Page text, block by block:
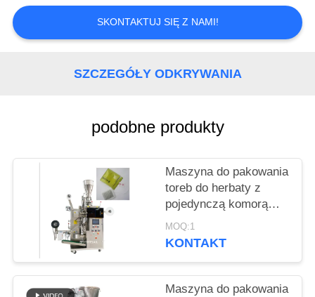
NAMI
AKTUALNOŚCI
SITEMAP
PRIVACY
POLICY
SKONTAKTUJ SIĘ Z NAMI!
SZCZEGÓŁY ODKRYWANIA
podobne produkty
Maszyna do pakowania
toreb do herbaty z
pojedynczą komorą
Brightsail
MOQ:1
KONTAKT
Maszyna do pakowania